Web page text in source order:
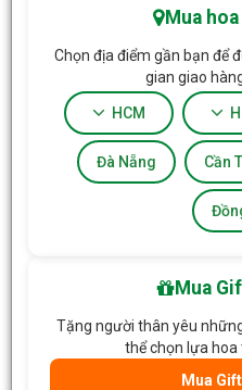
Kệ Hoa Chia Buồn Chốn
Bình Yên 074
Mua
Chọn địa điểm gần bạn để
gian giao
HCM
Đà Nẵng Cần
Mua
Tặng người thân yêu
thể chọn lựa hoa
Mua